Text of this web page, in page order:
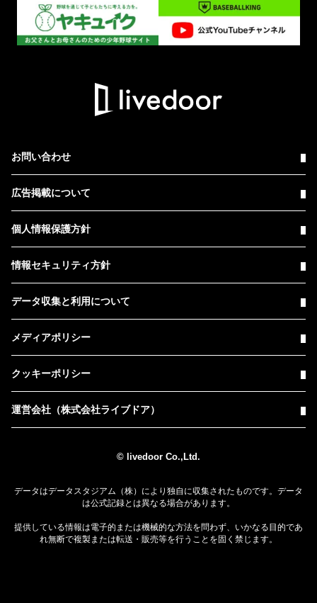
お問い合わせ
広告掲載について
個人情報保護方針
情報セキュリティ方針
データ収集と利用について
メディアポリシー
クッキーポリシー
運営会社（株式会社ライブドア）
© livedoor Co.,Ltd.
データはデータスタジアム（株）により独自に収集されたものです。データ
は公式記録とは異なる場合があります。
提供している情報は電子的または機械的な方法を問わず、いかなる目的であ
れ無断で複製または転送・販売等を行うことを固く禁じます。